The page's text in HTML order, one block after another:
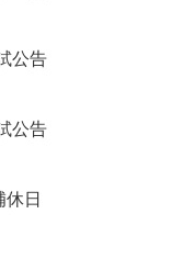
公告
公告
日